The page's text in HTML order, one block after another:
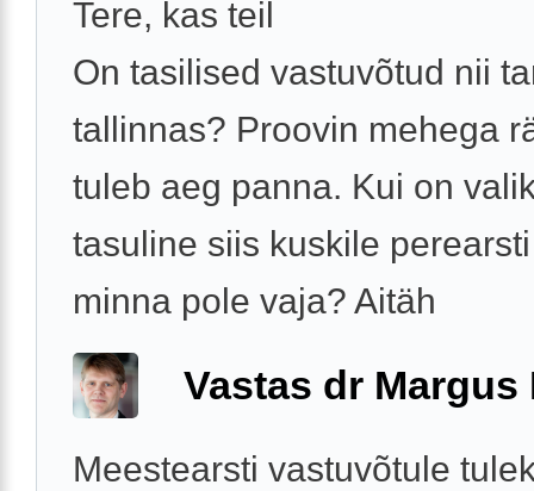
Tere, kas teil
On tasilised vastuvõtud nii
tallinnas? Proovin mehega
tuleb aeg panna. Kui on
tasuline siis kuskile
minna pole vaja? Aitäh
Vastas dr Margus
Meestearsti vastuvõtule